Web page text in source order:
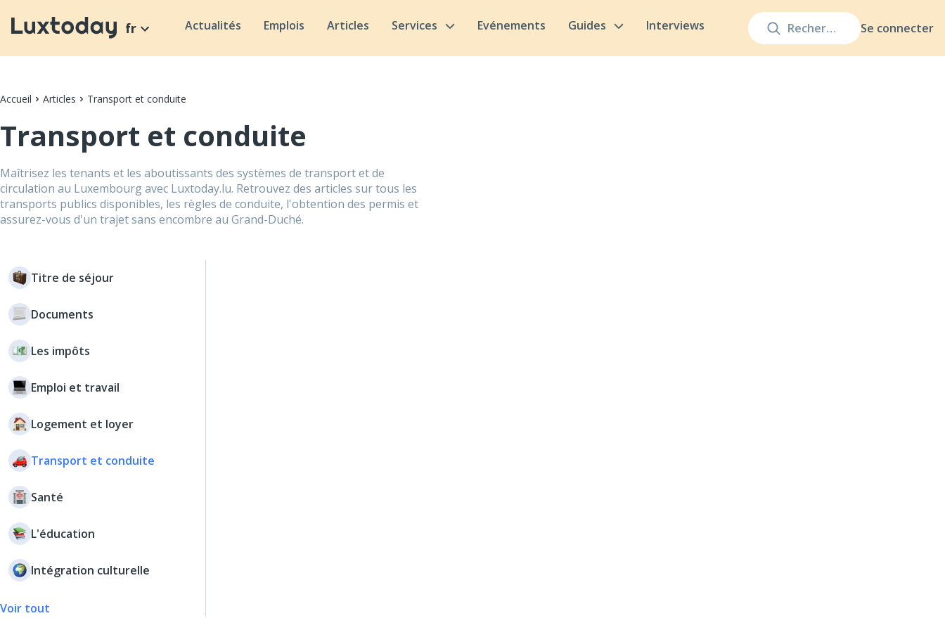
Se connecter
fr Actualités Emplois Articles Services Evénements Guides Interviews
Accueil Articles Transport et conduite
Transport et conduite
Maîtrisez les tenants et les aboutissants des systèmes de transport et de
circulation au Luxembourg avec Luxtoday.lu. Retrouvez des articles sur tous les
transports publics disponibles, les règles de conduite, l'obtention des permis et
assurez-vous d'un trajet sans encombre au Grand-Duché.
Titre de séjour
Documents
Les impôts
Emploi et travail
Logement et loyer
Transport et conduite
Santé
L'éducation
Intégration culturelle
Voir tout